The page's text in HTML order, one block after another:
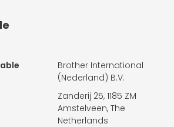
Brother International
(Nederland) B.V.
Zanderij 25, 1185 ZM
Amstelveen, The
Netherlands